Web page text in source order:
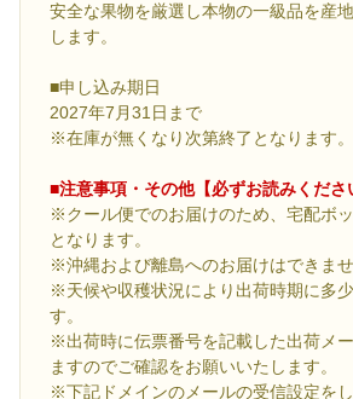
安全な果物を厳選し本物の一級品を産
します。
■申し込み期日
2027年7月31日まで
※在庫が無くなり次第終了となります。
■注意事項・その他【必ずお読みくださ
※クール便でのお届けのため、宅配ボ
となります。
※沖縄および離島へのお届けはできませ
※天候や収穫状況により出荷時期に多
す。
※出荷時に伝票番号を記載した出荷メ
ますのでご確認をお願いいたします。
※下記ドメインのメールの受信設定を